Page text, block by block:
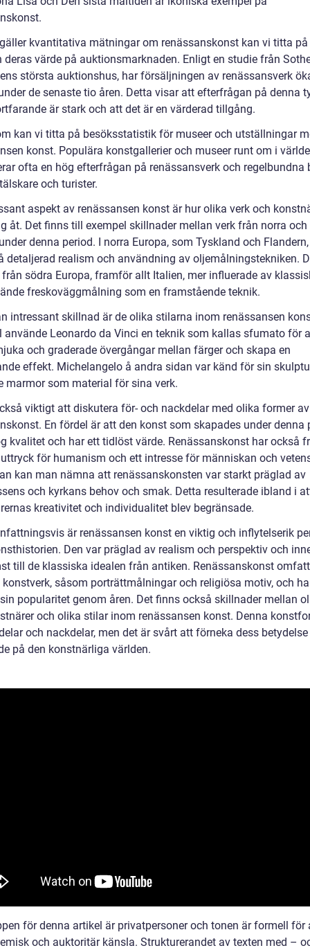
kvantitativa mätningar om renässanskonst kan vi titta
deras värde på auktionsmarknaden. Enligt en studie från
största auktionshus, har försäljningen av renässansverk
de senaste tio åren. Detta visar att efterfrågan på denna
är stark och att det är en värderad tillgång.
kan vi titta på besöksstatistik för museer och utställningar
konst. Populära konstgallerier och museer runt om i
ofta en hög efterfrågan på renässansverk och regelbundna
och turister.
aspekt av renässansen konst är hur olika verk och
åt. Det finns till exempel skillnader mellan verk från norra och
denna period. I norra Europa, som Tyskland och
detaljerad realism och användning av oljemålningstekniken.
från södra Europa, framför allt Italien, mer influerade av
freskoväggmålning som en framstående teknik.
intressant skillnad är de olika stilarna inom renässansen
använde Leonardo da Vinci en teknik som kallas sfumato för
och graderade övergångar mellan färger och skapa en
effekt. Michelangelo å andra sidan var känd för sin
marmor som material för sina verk.
viktigt att diskutera för- och nackdelar med olika former av
En fördel är att den konst som skapades under denna
kvalitet och har ett tidlöst värde. Renässanskonst har också
för humanism och ett intresse för människan och
kan man nämna att renässanskonsten var starkt präglad av
och kyrkans behov och smak. Detta resulterade ibland i
kreativitet och individualitet blev begränsade.
är renässansen konst en viktig och inflytelserik
Den var präglad av realism och perspektiv och
till de klassiska idealen från antiken. Renässanskonst
konstverk, såsom porträttmålningar och religiösa motiv, och
popularitet genom åren. Det finns också skillnader mellan
och olika stilar inom renässansen konst. Denna
och nackdelar, men det är svårt att förneka dess
på den konstnärliga världen.
för denna artikel är privatpersoner och tonen är formell för
och auktoritär känsla. Strukturerandet av texten med –